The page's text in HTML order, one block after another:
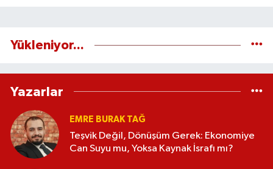
Yükleniyor...
Yazarlar
EMRE BURAK TAĞ
Teşvik Değil, Dönüşüm Gerek: Ekonomiye
Can Suyu mu, Yoksa Kaynak İsrafı mı?